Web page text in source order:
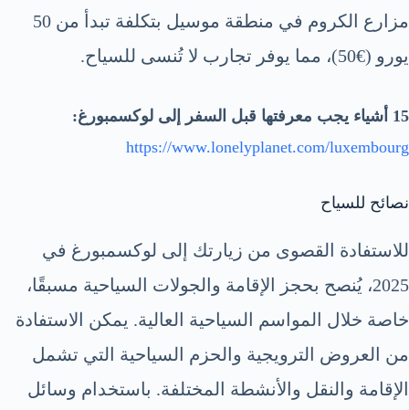
مزارع الكروم في منطقة موسيل بتكلفة تبدأ من 50
يورو (€50)، مما يوفر تجارب لا تُنسى للسياح.
15 أشياء يجب معرفتها قبل السفر إلى لوكسمبورغ:
https://www.lonelyplanet.com/luxembourg
نصائح للسياح
للاستفادة القصوى من زيارتك إلى لوكسمبورغ في
2025، يُنصح بحجز الإقامة والجولات السياحية مسبقًا،
خاصة خلال المواسم السياحية العالية. يمكن الاستفادة
من العروض الترويجية والحزم السياحية التي تشمل
الإقامة والنقل والأنشطة المختلفة. باستخدام وسائل